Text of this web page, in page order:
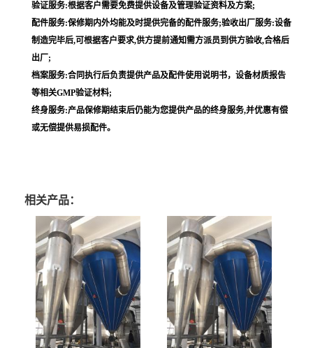
验证服务:根据客户需要免费提供设备及管理验证资料及方案;
配件服务:保修期内外均能及时提供完备的配件服务;验收出厂服务:设备
制造完毕后,可根据客户要求,供方提前通知需方派员到供方验收,合格后
出厂;
档案服务:合同执行后负责提供产品及配件使用说明书，设备材质报告
等相关GMP验证材料;
终身服务:产品保修期结束后仍能为您提供产品的终身服务,并优惠有偿
或无偿提供易损配件。
相关产品：